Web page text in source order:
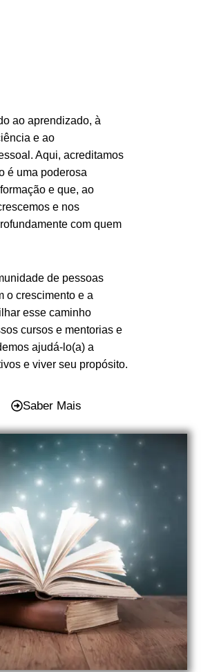
ao aprendizado, à
e ao
Aqui, acreditamos
é uma poderosa
e que, ao
e nos
com quem
de pessoas
o crescimento e a
esse caminho
cursos e mentorias e
ajudá-lo(a) a
e viver seu propósito.
Saber Mais